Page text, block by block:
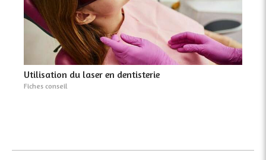
Utilisation du laser en dentisterie
Fiches conseil